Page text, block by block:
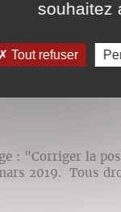
: "Corriger la
2019. Tous
souhaitez
Tout refuser